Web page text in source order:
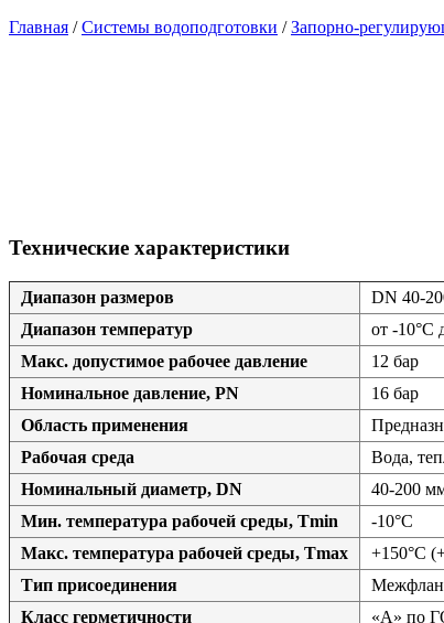
Главная /Системы водоподготовки /Запорно-
Технические характеристики
Диапазон размеров
DN 40-
Диапазон температур
от -10°C
Макс. допустимое рабочее давление
12 бар
Номинальное давление, PN
16 бар
Область применения
Рабочая среда
Вода,
Номинальный диаметр, DN
40-200
Мин. температура рабочей среды, Tmin
-10°С
Макс. температура рабочей среды, Tmax
+150°С
Тип присоединения
Класс герметичности
«А» по